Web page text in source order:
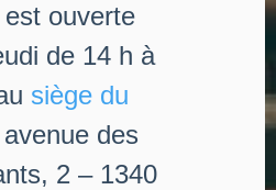
ouverte
de 14 h à
siège du
avenue des
2 – 1340